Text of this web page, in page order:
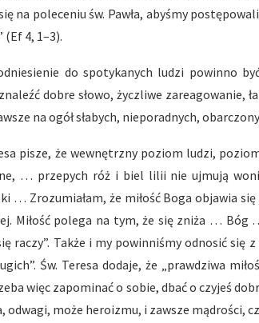
na poleceniu św. Pawła, abyśmy
(Ef 4, 1–3).
do spotykanych ludzi powinno
dobre słowo, życzliwe
na ogół słabych, nieporadnych,
pisze, że wewnętrzny poziom ludzi,
… przepych róż i biel lilii nie ujmują
… Zrozumiałam, że miłość Boga objawia
Miłość polega na tym, że się zniża …
raczy”. Także i my powinniśmy odnosić się
Św. Teresa dodaje, że „prawdziwa
więc zapominać o sobie, dbać o czyjeś
odwagi, może heroizmu, i zawsze mądrości,